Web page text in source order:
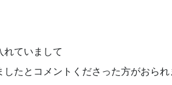
れていまして
たとコメントくださった方がおら